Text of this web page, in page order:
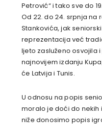
Petrović“ i tako sve do
Od 22. do 24. srpnja na
Stankovića, jak
reprezentacija već
ljeto zasluženo osvojila
najnovijem izdanju
će Latvija i Tunis.
U odnosu na popis
moralo je doći do nekih
niže donosimo popis